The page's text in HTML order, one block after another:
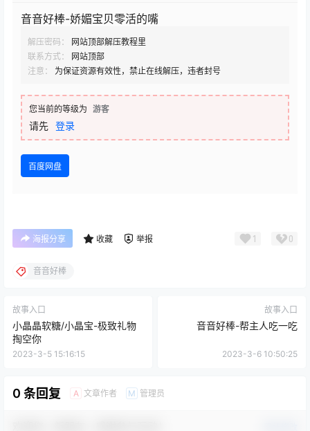
音音好棒-娇媚宝贝零活的嘴
解压密码：
网站顶部解压教程里
联系方式：
网站顶部
注意：
为保证资源有效性，禁止在线解压，违者封号
您当前的等级为 游客
请先 登录
百度网盘
海报分享 收藏 举报 1 0
音音好棒
故事入口
小晶晶软糖/小晶宝-极致礼物
掏空你
2023-3-5 15:16:15
故事入口
音音好棒-帮主人吃一吃
2023-3-6 10:50:25
0 条回复 A 文章作者 M 管理员